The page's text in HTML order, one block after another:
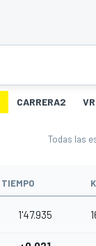
CARRERA2
Todas las
TIEMPO
1'47.935